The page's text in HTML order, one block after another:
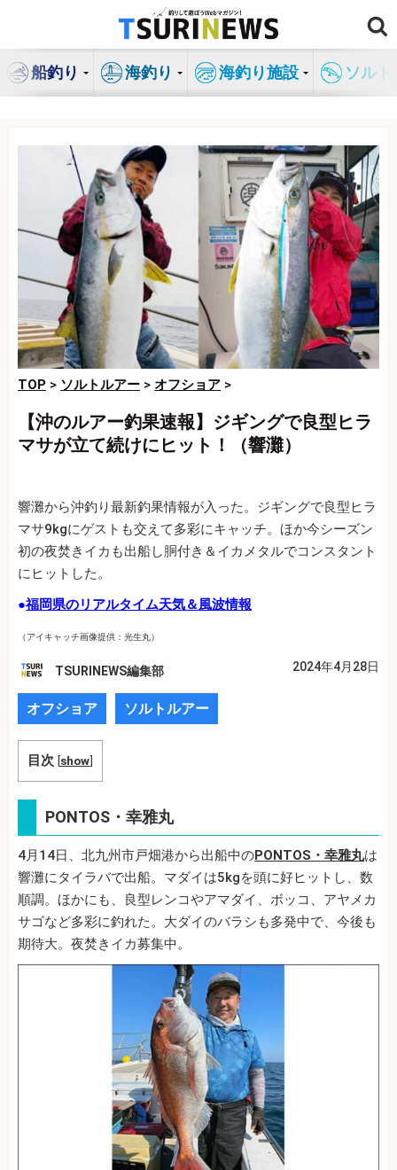
ン
船釣り 海釣り 海釣り施設 ソル
TOP > ソルトルアー > オフショア >
【沖のルアー釣果速報】ジギングで良型ヒラ
マサが立て続けにヒット！（響灘）
響灘から沖釣り最新釣果情報が入った。ジギングで良型ヒラ
マサ9kgにゲストも交えて多彩にキャッチ。ほか今シーズン
初の夜焚きイカも出船し胴付き＆イカメタルでコンスタント
にヒットした。
●福岡県のリアルタイム天気＆風波情報
（アイキャッチ画像提供：光生丸）
TSURINEWS編集部 2024年4月28日
オフショア ソルトルアー
目次 [show]
PONTOS・幸雅丸
4月14日、北九州市戸畑港から出船中のPONTOS・幸雅丸は
響灘にタイラバで出船。マダイは5kgを頭に好ヒットし、数
順調。ほかにも、良型レンコやアマダイ、ボッコ、アヤメカ
サゴなど多彩に釣れた。大ダイのバラシも多発中で、今後も
期待大。夜焚きイカ募集中。